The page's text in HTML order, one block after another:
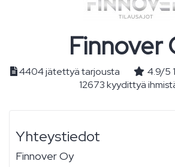
Finnover
4404 jätettyä tarjousta 4.9/5
12673 kyydittyä
Yhteystiedot
Finnover Oy